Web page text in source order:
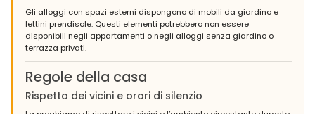
Gli alloggi con spazi esterni dispongono di mobili da giardino e
lettini prendisole. Questi elementi potrebbero non essere
disponibili negli appartamenti o negli alloggi senza giardino o
terrazza privati.
Regole della casa
Rispetto dei vicini e orari di silenzio